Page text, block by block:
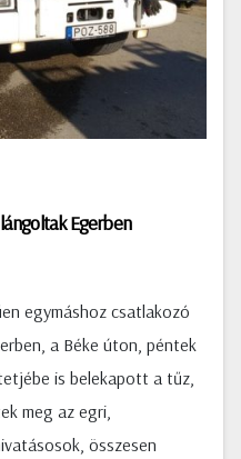
Egerben
egymáshoz csatlakozó
a Béke úton, péntek
is belekapott a tűz,
meg az egri,
összesen